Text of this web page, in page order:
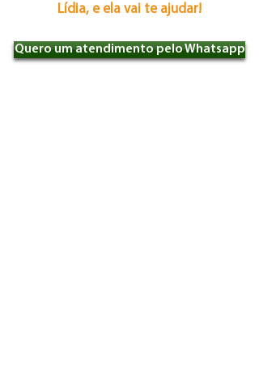
Lídia, e ela vai te ajudar!
Quero um atendimento pelo Whatsapp